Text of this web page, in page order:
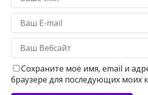
Сохраните моё имя, email и
браузере для последующих моих